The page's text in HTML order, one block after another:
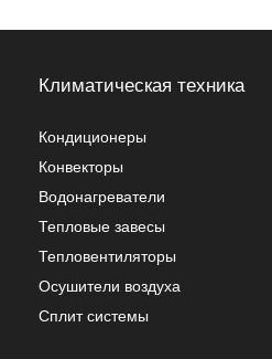
Климатическая техника
Кондиционеры
Конвекторы
Водонагреватели
Тепловые завесы
Тепловентиляторы
Осушители воздуха
Сплит системы